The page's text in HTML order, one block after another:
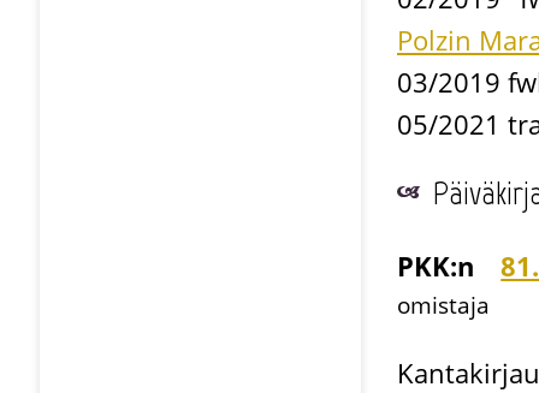
Polzin
03/2019
05/2021
PKK:n
omistaja